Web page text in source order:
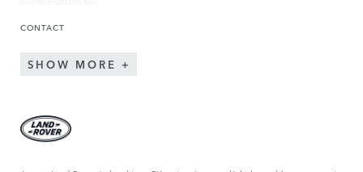
CONTACT
SHOW MORE